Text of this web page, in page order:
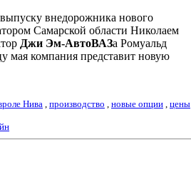
выпуску внедорожника нового
Самарской области Николаем
Джи Эм-АвтоВАЗа Ромуальд
мая компания представит новую
Нива, производство , новые опции , цены